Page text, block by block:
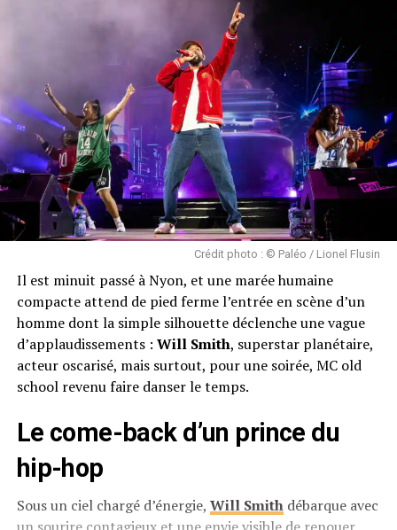
Crédit photo : © Paléo / Lionel Flusin
Il est minuit passé à Nyon, et une marée humaine
compacte attend de pied ferme l’entrée en scène d’un
homme dont la simple silhouette déclenche une vague
d’applaudissements : Will Smith, superstar planétaire,
acteur oscarisé, mais surtout, pour une soirée, MC old
school revenu faire danser le temps.
Le come-back d’un prince du
hip-hop
Sous un ciel chargé d’énergie, Will Smithdébarque avec